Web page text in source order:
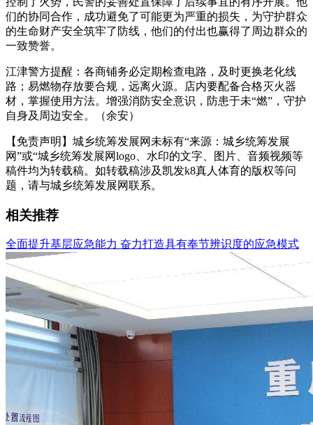
们的协同合作，成功避免了可能更为严重的损失，为守护群众
的生命财产安全筑牢了防线，他们的付出也赢得了周边群众的
一致赞誉。
江津警方提醒：各商铺务必定期检查电路，及时更换老化线
路；易燃物存放要合规，远离火源。店内要配备合格灭火器
材，掌握使用方法。增强消防安全意识，防患于未“燃”，守护
自身及周边安全。（余安）
【免责声明】城乡统筹发展网未标有“来源：城乡统筹发展
网”或“城乡统筹发展网logo、水印的文字、图片、音频视频等
稿件均为转载稿。如转载稿涉及凯发k8真人体育的版权等问
题，请与城乡统筹发展网联系。
相关推荐
全面提升基层应急能力 奋力打造具有奉节辨识度的应急模式